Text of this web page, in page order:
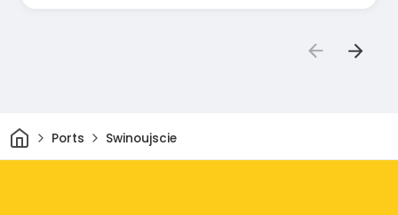
Maison
Ports Swinoujscie